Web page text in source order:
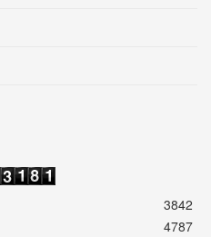
3842
4787